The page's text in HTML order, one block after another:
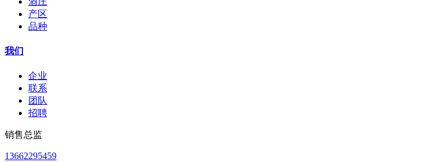
产区
品种
我们
企业
联系
团队
招聘
销售总监
13662295459